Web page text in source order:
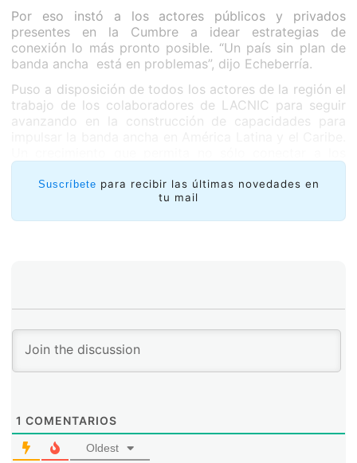
Por eso instó a los actores públicos y privados
presentes en la Cumbre a idear estrategias de
conexión lo más pronto posible. “Un país sin plan de
banda ancha está en problemas”, dijo Echeberría.
Puso a disposición de todos los actores de la región el
trabajo de los colaboradores de LACNIC para seguir
avanzando en la construcción de capacidades para
nuevos usuarios sino “reducir la brecha y las asimetrías
entre los países” de la región.
Suscríbete para recibir las últimas novedades en
tu mail
1 COMENTARIOS
Oldest